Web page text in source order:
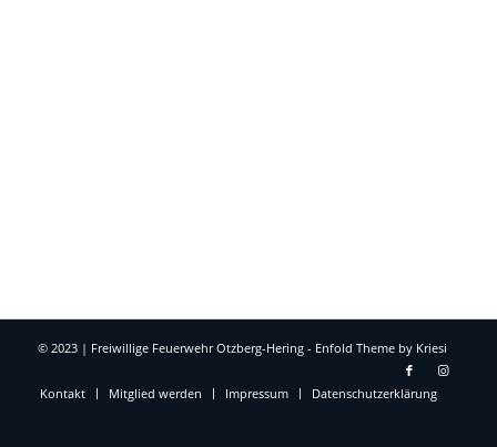
© 2023 | Freiwillige Feuerwehr Otzberg-Hering - Enfold Theme by Kriesi
Kontakt Mitglied werden Impressum Datenschutzerklärung